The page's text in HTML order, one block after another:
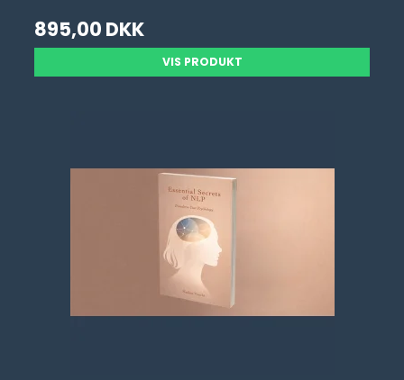
895,00 DKK
VIS PRODUKT